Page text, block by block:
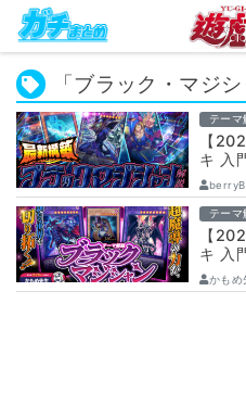
「ブラック・マジ
テーマ
【
キ 入
最強
界を…
テーマ
【
キ 入
最強
界を…
かもめ